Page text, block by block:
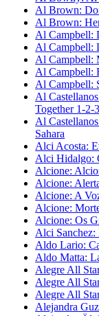
Al Brown:
Al Brown:
Al Campbell:
Al Campbell:
Al Campbell:
Al Campbell:
Al Campbell:
Al
Together 1-2-3
Al
Sahara
Alci Acosta:
Alci Hidalgo:
Alcione:
Alcione:
Alcione: A
Alcione:
Alcione: Os
Alci
Aldo Lario:
Aldo Matta:
Alegre All
Alegre All
Alegre All
Alejandra